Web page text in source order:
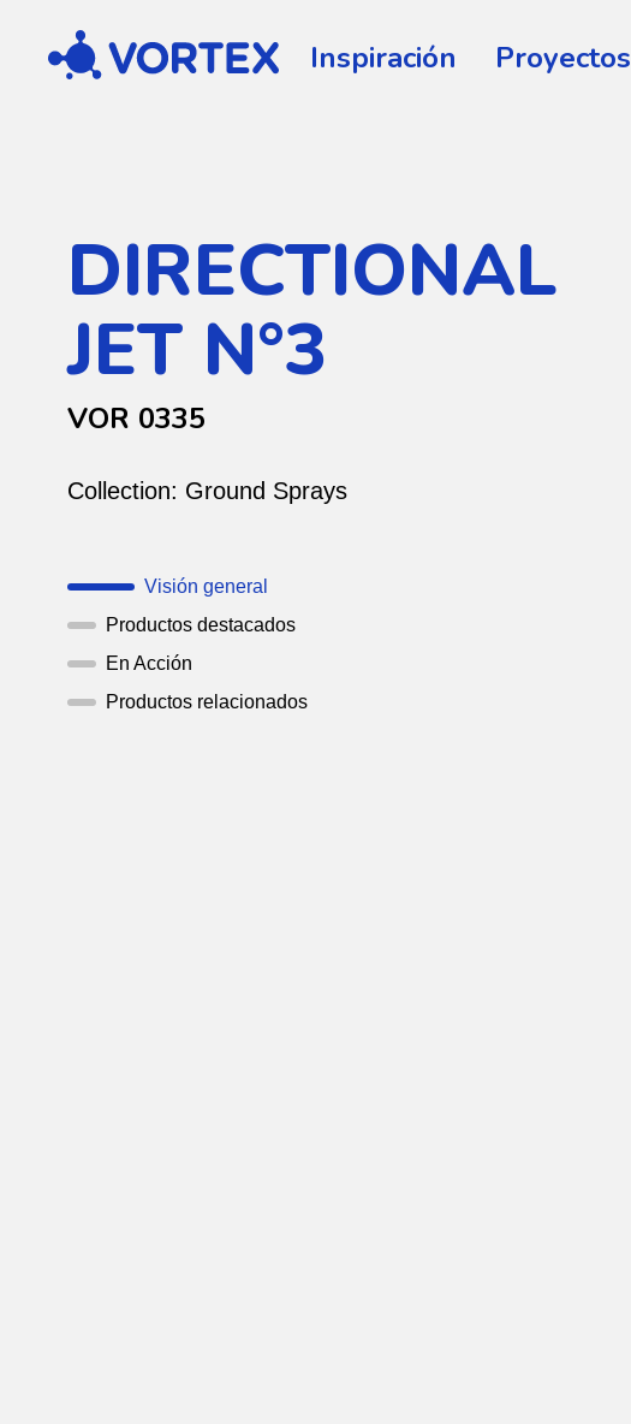
Vortex Inspiración Proyectos
DIRECTIONAL
JET N°3
VOR 0335
Collection: Ground Sprays
Visión general
Productos destacados
En Acción
Productos relacionados